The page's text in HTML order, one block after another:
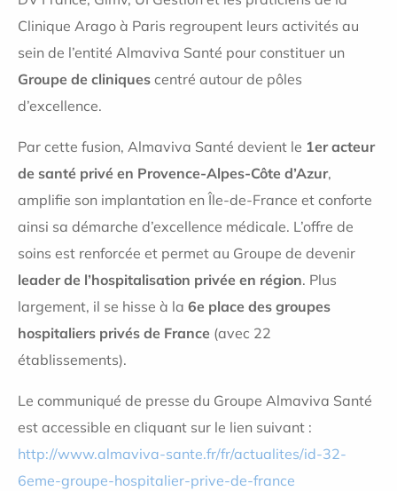
Clinique Arago à Paris regroupent leurs activités au
sein de l’entité Almaviva Santé pour constituer un
Groupe de cliniques centré autour de pôles
d’excellence.
Par cette fusion, Almaviva Santé devient le 1er acteur
de santé privé en Provence-Alpes-Côte d’Azur,
amplifie son implantation en Île-de-France et conforte
ainsi sa démarche d’excellence médicale. L’offre de
soins est renforcée et permet au Groupe de devenir
leader de l’hospitalisation privée en région. Plus
largement, il se hisse à la 6e place des groupes
hospitaliers privés de France (avec 22
établissements).
Le communiqué de presse du Groupe Almaviva Santé
est accessible en cliquant sur le lien suivant :
http://www.almaviva-sante.fr/fr/actualites/id-32-
6eme-groupe-hospitalier-prive-de-france